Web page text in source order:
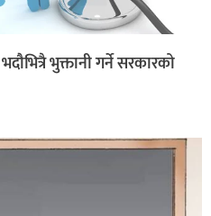
भुक्तानी गर्ने सरकारको